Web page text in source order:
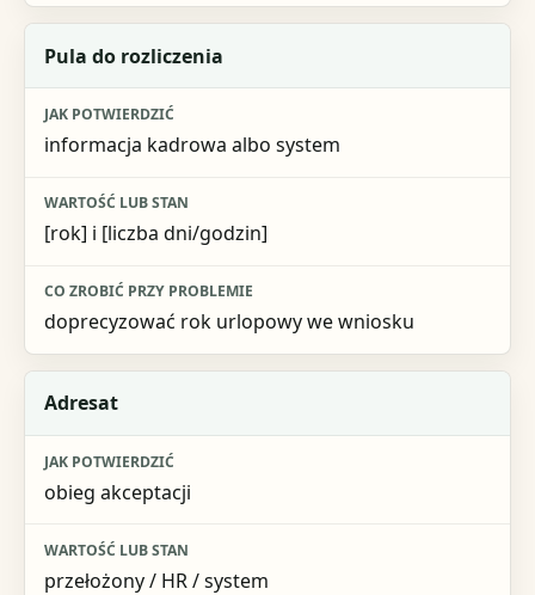
Pula do rozliczenia
informacja kadrowa albo system
[rok] i [liczba dni/godzin]
doprecyzować rok urlopowy we wniosku
Adresat
obieg akceptacji
przełożony / HR / system